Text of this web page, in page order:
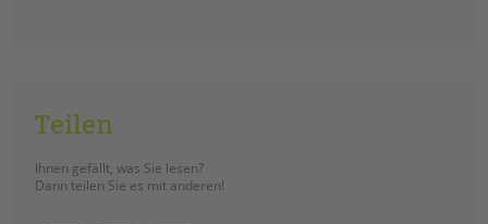
Teilen
Ihnen gefällt, was Sie lesen?
Dann teilen Sie es mit anderen!